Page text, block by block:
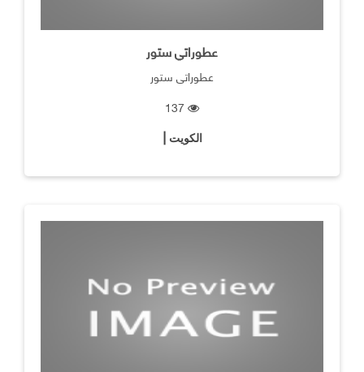
عطوراتي ستور
عطوراتي ستور
الكويت |